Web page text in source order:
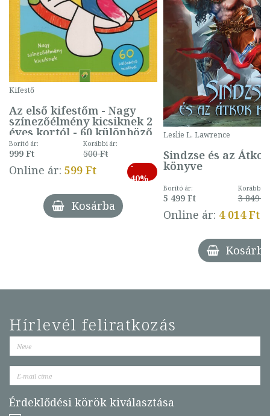
Kifestő
Az első kifestőm - Nagy
színezőélmény kicsiknek 2
éves kortól - 60 különböző
mintával (gombás)
Borító ár:
999 Ft
Korábbi ár:
500 Ft
Online ár: 599 Ft
-
40%
Kosárba
Leslie L. Lawrence
Sindzse és az Átkok
könyve
Borító ár:
5 499 Ft
Korábbi
3 849 Ft
Online ár: 4 014 Ft
Kosárba
Hírlevél feliratkozás
Érdeklődési körök kiválasztása